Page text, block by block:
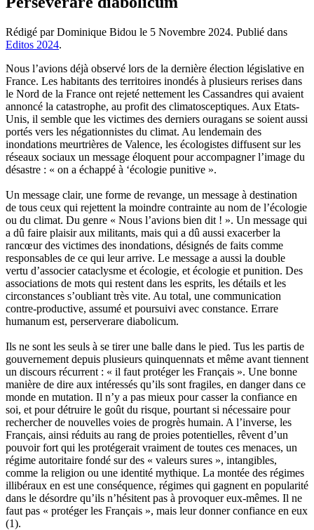
Rédigé par Dominique Bidou le 5 Novembre 2024. Publié dans
Editos 2024.
Nous l’avions déjà observé lors de la dernière élection législative en
France. Les habitants des territoires inondés à plusieurs rerises dans
le Nord de la France ont rejeté nettement les Cassandres qui avaient
annoncé la catastrophe, au profit des climatosceptiques. Aux Etats-
Unis, il semble que les victimes des derniers ouragans se soient aussi
portés vers les négationnistes du climat. Au lendemain des
inondations meurtrières de Valence, les écologistes diffusent sur les
réseaux sociaux un message éloquent pour accompagner l’image du
désastre : « on a échappé à ‘écologie punitive ».
Un message clair, une forme de revange, un message à destination
de tous ceux qui rejettent la moindre contrainte au nom de l’écologie
ou du climat. Du genre « Nous l’avions bien dit ! ». Un message qui
a dû faire plaisir aux militants, mais qui a dû aussi exacerber la
rancœur des victimes des inondations, désignés de faits comme
responsables de ce qui leur arrive. Le message a aussi la double
vertu d’associer cataclysme et écologie, et écologie et punition. Des
associations de mots qui restent dans les esprits, les détails et les
circonstances s’oubliant très vite. Au total, une communication
contre-productive, assumé et poursuivi avec constance. Errare
humanum est, perserverare diabolicum.
Ils ne sont les seuls à se tirer une balle dans le pied. Tus les partis de
gouvernement depuis plusieurs quinquennats et même avant tiennent
un discours récurrent : « il faut protéger les Français ». Une bonne
manière de dire aux intéressés qu’ils sont fragiles, en danger dans ce
monde en mutation. Il n’y a pas mieux pour casser la confiance en
soi, et pour détruire le goût du risque, pourtant si nécessaire pour
rechercher de nouvelles voies de progrès humain. A l’inverse, les
Français, ainsi réduits au rang de proies potentielles, rêvent d’un
pouvoir fort qui les protégerait vraiment de toutes ces menaces, un
régime autoritaire fondé sur des « valeurs sures », intangibles,
comme la religion ou une identité mythique. La montée des régimes
illibéraux en est une conséquence, régimes qui gagnent en popularité
dans le désordre qu’ils n’hésitent pas à provoquer eux-mêmes. Il ne
faut pas « protéger les Français », mais leur donner confiance en eux
(1).